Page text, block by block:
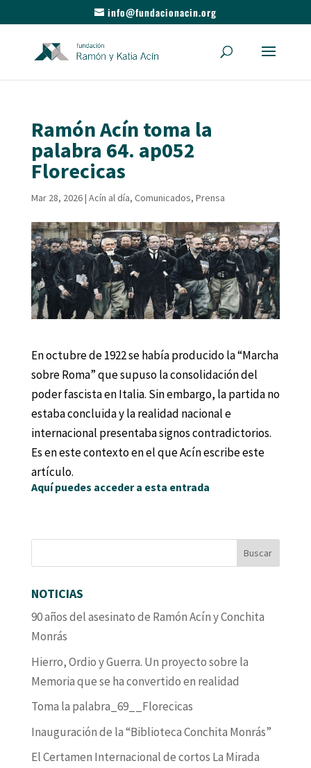
info@fundacionacin.org
Ramón Acín toma la
palabra 64. ap052
Florecicas
Mar 28, 2026| Acín al día, Comunicados, Prensa
En octubre de 1922 se había producido la “Marcha
sobre Roma” que supuso la consolidación del
poder fascista en Italia. Sin embargo, la partida no
estaba concluida y la realidad nacional e
internacional presentaba signos contradictorios.
Es en este contexto en el que Acín escribe este
artículo.
Aquí puedes acceder a esta entrada
NOTICIAS
90 años del asesinato de Ramón Acín y Conchita
Monrás
Hierro, Ordio y Guerra. Un proyecto sobre la
Memoria que se ha convertido en realidad
Toma la palabra_69__Florecicas
Inauguración de la “Biblioteca Conchita Monrás”
El Certamen Internacional de cortos La Mirada